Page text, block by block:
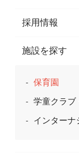
採用情報
施設を探す
保育園
学童クラブ
インターナ